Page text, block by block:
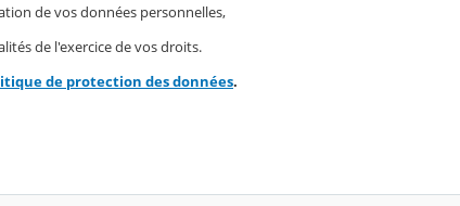
de vos données personnelles,
de l'exercice de vos droits.
de protection des données.